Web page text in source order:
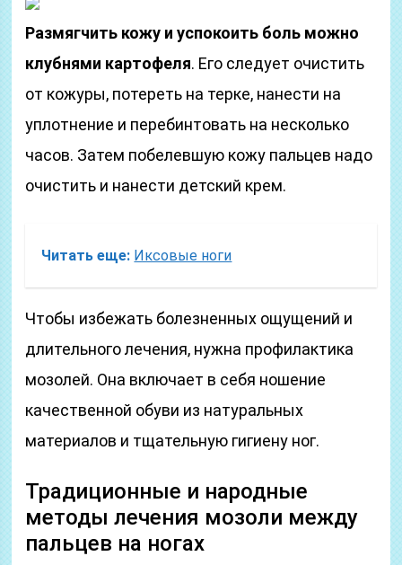
Размягчить кожу и успокоить боль можно
клубнями картофеля. Его следует очистить
от кожуры, потереть на терке, нанести на
уплотнение и перебинтовать на несколько
часов. Затем побелевшую кожу пальцев надо
очистить и нанести детский крем.
Читать еще: Иксовые ноги
Чтобы избежать болезненных ощущений и
длительного лечения, нужна профилактика
мозолей. Она включает в себя ношение
качественной обуви из натуральных
материалов и тщательную гигиену ног.
Традиционные и народные
методы лечения мозоли между
пальцев на ногах